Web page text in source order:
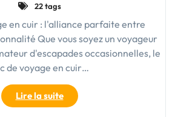
22 tags
en cuir : l'alliance parfaite entre
Que vous soyez un voyageur
d'escapades occasionnelles, le
de voyage en cuir…
Lire la suite"L’élégance
intemporelle